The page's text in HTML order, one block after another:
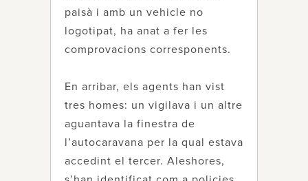
paisà i amb un vehicle no
logotipat, ha anat a fer les
comprovacions corresponents.
En arribar, els agents han vist
tres homes: un vigilava i un altre
aguantava la finestra de
l’autocaravana per la qual estava
accedint el tercer. Aleshores,